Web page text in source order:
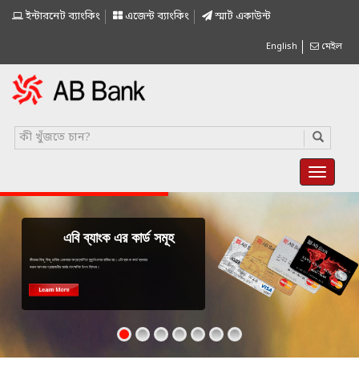
ইন্টারনেট ব্যাংকিং এজেন্ট ব্যাংকিং স্মাৰ্ট একাউন্ট
English মেইল
এবি ব্যাংক এর কার্ড সমূহ
জীবনের কিছু কিছু চাহিদা একেবারে অপ্রত্যাশিত মুহূর্তগুলোয় হাজির হয়। এবি ব্যাংক কার্ড ব্যবহার
করুন আপনার প্রয়োজনীয় অর্থের তাৎক্ষণিক উৎস হিসেবে।